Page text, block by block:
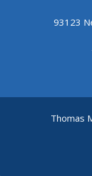
93123
Thomas